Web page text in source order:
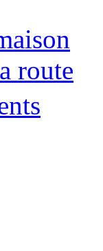
route